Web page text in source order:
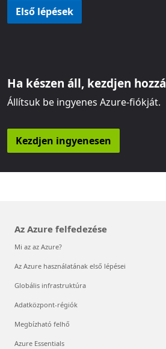
Első lépések
Ha készen áll, kezdjen hozzá
Állítsuk be ingyenes Azure-fiókját.
Kezdjen ingyenesen
Az Azure felfedezése
Mi az az Azure?
Az Azure használatának első lépései
Globális infrastruktúra
Adatközpont-régiók
Megbízható felhő
Azure Essentials